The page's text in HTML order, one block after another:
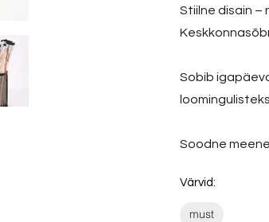
Stiilne disain –
Sobib
Soodne
Värvid:
must